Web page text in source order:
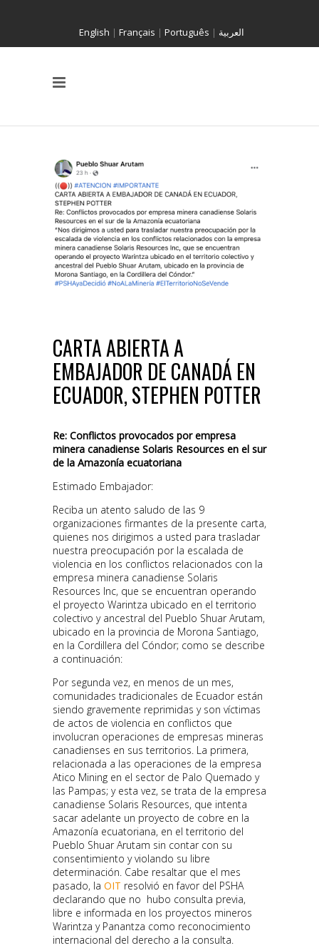
English | Français | Português | العربية
CARTA ABIERTA A
EMBAJADOR DE CANADÁ EN
ECUADOR, STEPHEN POTTER
Re: Conflictos provocados por empresa
minera canadiense Solaris Resources en el sur
de la Amazonía ecuatoriana
Estimado Embajador:
Reciba un atento saludo de las 9
organizaciones firmantes de la presente carta,
quienes nos dirigimos a usted para trasladar
nuestra preocupación por la escalada de
violencia en los conflictos relacionados con la
empresa minera canadiense Solaris
Resources Inc, que se encuentran operando
el proyecto Warintza ubicado en el territorio
colectivo y ancestral del Pueblo Shuar Arutam,
ubicado en la provincia de Morona Santiago,
en la Cordillera del Cóndor; como se describe
a continuación:
Por segunda vez, en menos de un mes,
comunidades tradicionales de Ecuador están
siendo gravemente reprimidas y son víctimas
de actos de violencia en conflictos que
involucran operaciones de empresas mineras
canadienses en sus territorios. La primera,
relacionada a las operaciones de la empresa
Atico Mining en el sector de Palo Quemado y
las Pampas; y esta vez, se trata de la empresa
canadiense Solaris Resources, que intenta
sacar adelante un proyecto de cobre en la
Amazonía ecuatoriana, en el territorio del
Pueblo Shuar Arutam sin contar con su
consentimiento y violando su libre
determinación. Cabe resaltar que el mes
pasado, la OIT resolvió en favor del PSHA
declarando que no hubo consulta previa,
libre e informada en los proyectos mineros
Warintza y Panantza como reconocimiento
internacional del derecho a la consulta.